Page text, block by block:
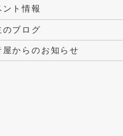
ント情報
のブログ
屋からのお知らせ